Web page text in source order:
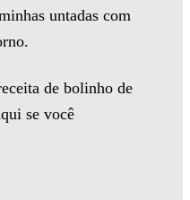
untadas com
de bolinho de
se você